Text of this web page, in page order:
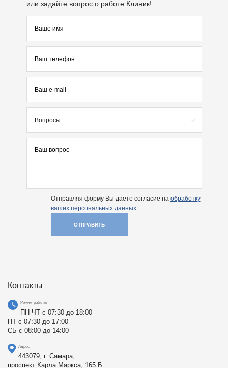
или задайте вопрос о работе Клиник!
Вопросы
Отправляя форму Вы даете согласие на обработку
ваших персональных данных
ОТПРАВИТЬ
Контакты
Режим работы
ПН-ЧТ с 07:30 до 18:00
ПТ с 07:30 до 17:00
СБ с 08:00 до 14:00
Адрес
443079, г. Самара,
проспект Карла Маркса, 165 Б